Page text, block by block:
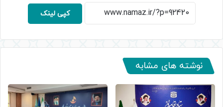
کپی لینک
نوشته های مشابه